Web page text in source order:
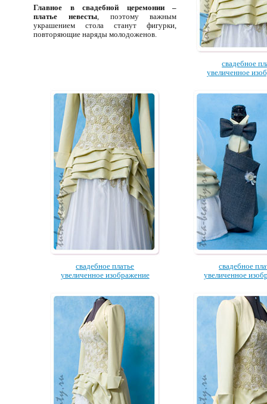
Главное в свадебной церемонии –
платье невесты, поэтому важным
украшением стола станут фигурки,
повторяющие наряды молодоженов.
свадебное
увеличенное
свадебное платье
увеличенное изображение
свадебное
увеличенное